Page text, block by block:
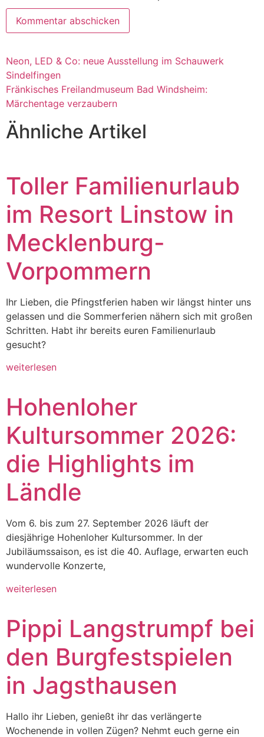
Neon, LED & Co: neue Ausstellung im Schauwerk
Sindelfingen
Fränkisches Freilandmuseum Bad Windsheim:
Märchentage verzaubern
Ähnliche Artikel
Toller Familienurlaub
im Resort Linstow in
Mecklenburg-
Vorpommern
Ihr Lieben, die Pfingstferien haben wir längst hinter uns
gelassen und die Sommerferien nähern sich mit großen
Schritten. Habt ihr bereits euren Familienurlaub
gesucht?
weiterlesen
Hohenloher
Kultursommer 2026:
die Highlights im
Ländle
Vom 6. bis zum 27. September 2026 läuft der
diesjährige Hohenloher Kultursommer. In der
Jubiläumssaison, es ist die 40. Auflage, erwarten euch
wundervolle Konzerte,
weiterlesen
Pippi Langstrumpf bei
den Burgfestspielen
in Jagsthausen
Hallo ihr Lieben, genießt ihr das verlängerte
Wochenende in vollen Zügen? Nehmt euch gerne ein